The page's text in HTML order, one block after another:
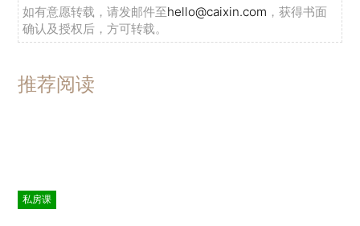
如有意愿转载，请发邮件至hello@caixin.com ，获得书面
确认及授权后，方可转载。
推荐阅读
私房课